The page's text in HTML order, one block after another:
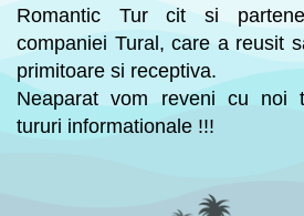
Romantic Tur cit si
companiei Tural, care a reusit
primitoare si receptiva.
Neaparat vom reveni cu noi
tururi informationale !!!